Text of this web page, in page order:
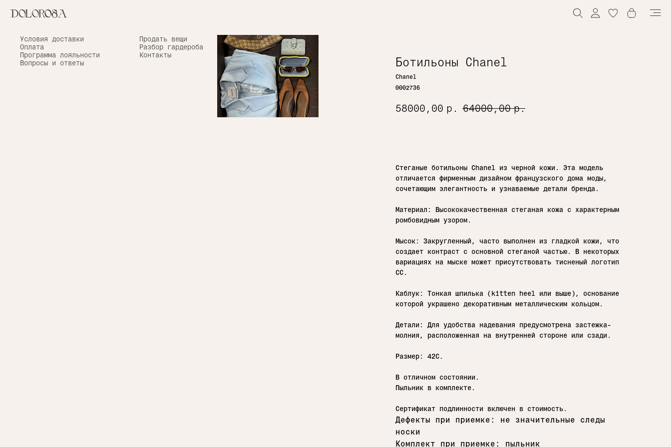
Весь каталог
Верхняя одежда
Сумки
Обувь
Аксессуары
Продать вещи
Разбор гардероба
Контакты
Условия доставки
Оплата
Программа лояльности
Вопросы и ответы
Ботильоны Chanel
Chanel
0002736
58000,00 р. 64000,00 р.
Стеганые ботильоны Chanel из черной кожи. Эта модель
отличается фирменным дизайном французского дома моды,
сочетающим элегантность и узнаваемые детали бренда.
Материал: Высококачественная стеганая кожа с характерным
ромбовидным узором.
Мысок: Закругленный, часто выполнен из гладкой кожи, что
создает контраст с основной стеганой частью. В некоторых
вариациях на мыске может присутствовать тисненый логотип
CC.
Каблук: Тонкая шпилька (kitten heel или выше), основание
которой украшено декоративным металлическим кольцом.
Детали: Для удобства надевания предусмотрена застежка-
молния, расположенная на внутренней стороне или сзади.
Размер: 42С.
В отличном состоянии.
Пыльник в комплекте.
Сертификат подлинности включен в стоимость.
Дефекты при приемке: не значительные следы
носки
Комплект при приемке: пыльник